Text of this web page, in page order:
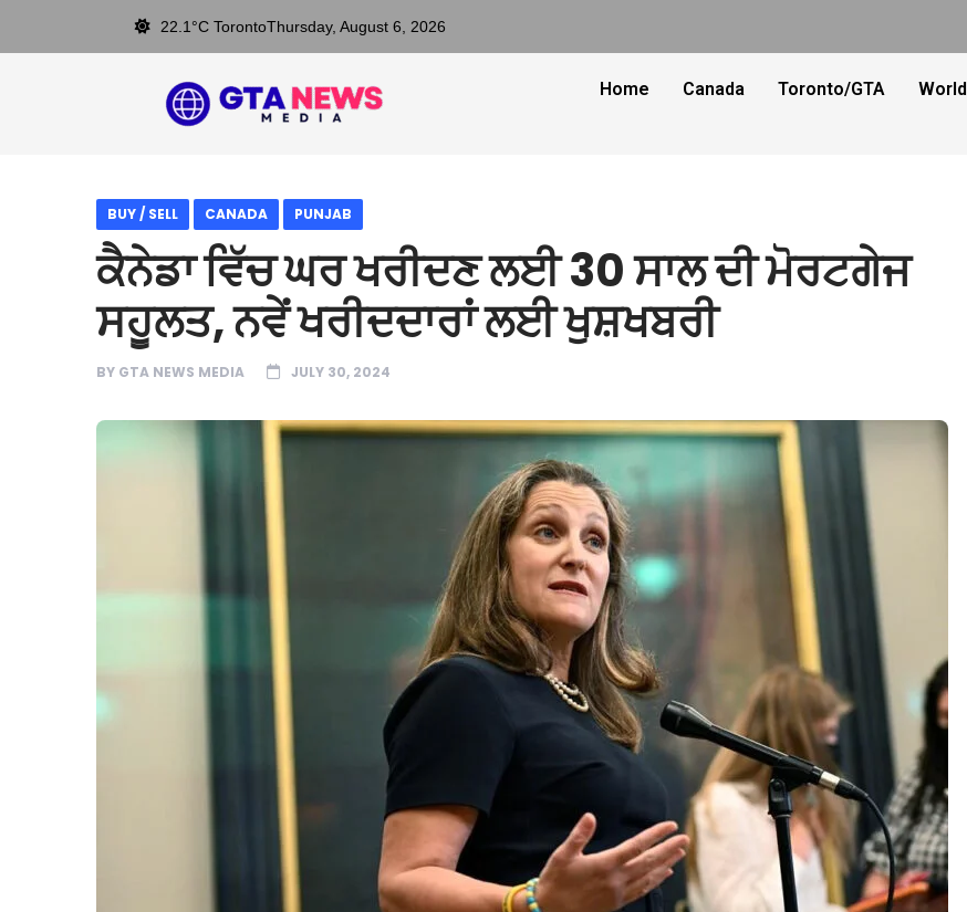
22.1°C TorontoThursday, August 6, 2026
Home Canada Toronto/GTA World
BUY / SELL CANADA PUNJAB
ਕੈਨੇਡਾ ਵਿੱਚ ਘਰ ਖਰੀਦਣ ਲਈ 30 ਸਾਲ ਦੀ ਮੋਰਟਗੇਜ
ਸਹੂਲਤ, ਨਵੇਂ ਖਰੀਦਦਾਰਾਂ ਲਈ ਖੁਸ਼ਖਬਰੀ
BY GTA NEWS MEDIA JULY 30, 2024